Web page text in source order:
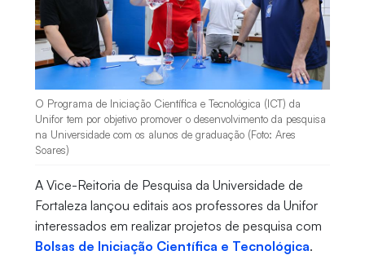
O Programa de Iniciação Científica e Tecnológica (ICT) da
Unifor tem por objetivo promover o desenvolvimento da pesquisa
na Universidade com os alunos de graduação (Foto: Ares
Soares)
A Vice-Reitoria de Pesquisa da Universidade de
Fortaleza lançou editais aos professores da Unifor
interessados em realizar projetos de pesquisa com
Bolsas de Iniciação Científica e Tecnológica.